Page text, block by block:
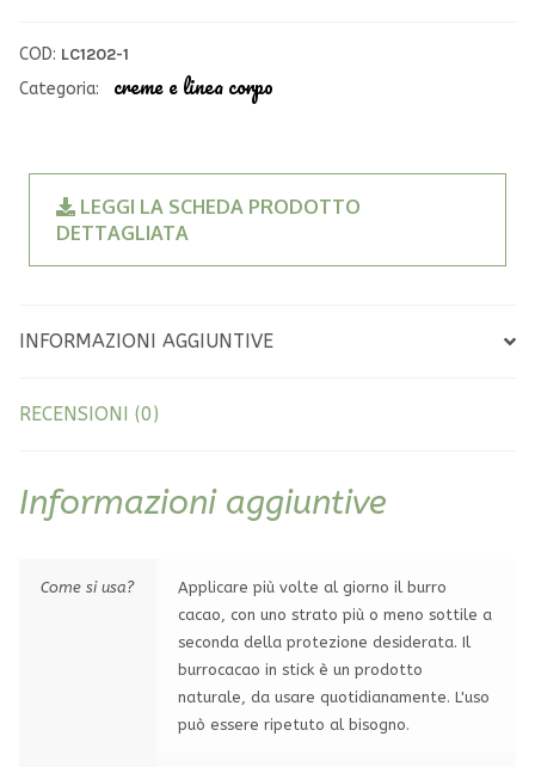
di
quantità
i
COD: LC1202-1
Categoria:
creme e linea corpo
LEGGI LA SCHEDA PRODOTTO
DETTAGLIATA
INFORMAZIONI AGGIUNTIVE
RECENSIONI (0)
Informazioni aggiuntive
Come si usa?
Applicare più volte al giorno il burro
cacao, con uno strato più o meno sottile a
seconda della protezione desiderata. Il
burrocacao in stick è un prodotto
naturale, da usare quotidianamente. L'uso
può essere ripetuto al bisogno.